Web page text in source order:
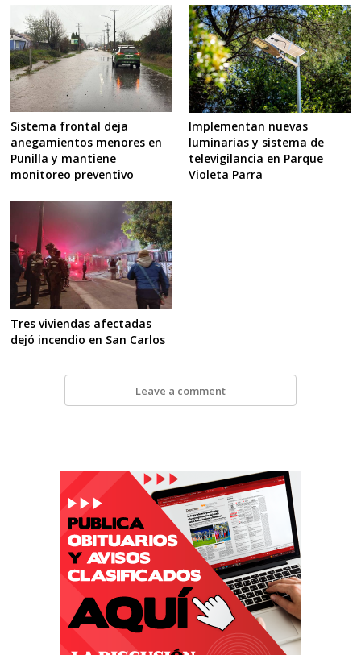
Sistema frontal deja
anegamientos menores en
Punilla y mantiene
monitoreo preventivo
Implementan nuevas
luminarias y sistema de
televigilancia en Parque
Violeta Parra
Tres viviendas afectadas
dejó incendio en San Carlos
Leave a comment